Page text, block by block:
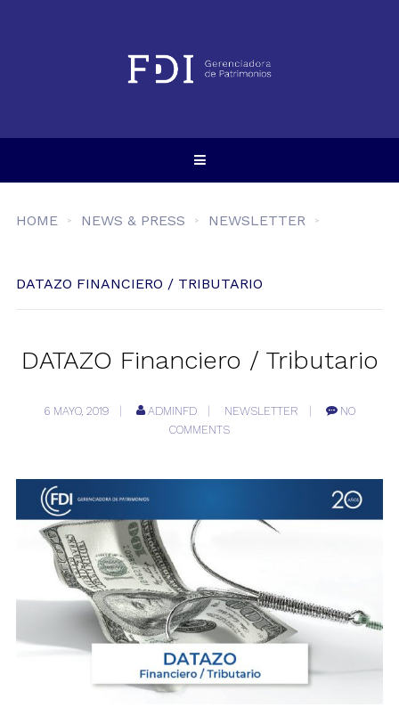
HOME NEWS & PRESS NEWSLETTER
DATAZO FINANCIERO / TRIBUTARIO
DATAZO Financiero / Tributario
6 MAYO, 2019 ADMINFD NEWSLETTER
NO
COMMENTS